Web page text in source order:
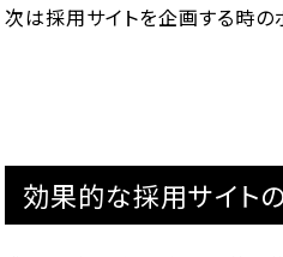
次は採用サイトを企画する時の
効果的な採用サイト